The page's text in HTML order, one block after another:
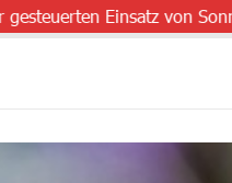
Einsatz von Sonnenstrom